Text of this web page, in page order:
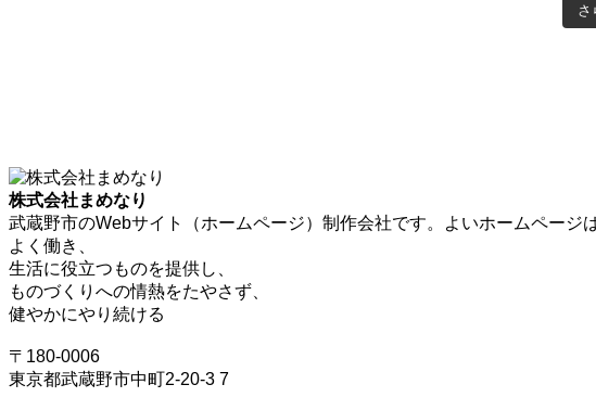
さ
株式会社まめなり
武蔵野市のWebサイト（ホームページ）制作会社です。よいホームページ
よく働き、
生活に役立つものを提供し、
ものづくりへの情熱をたやさず、
健やかにやり続ける
〒180-0006
東京都武蔵野市中町2-20-3 7